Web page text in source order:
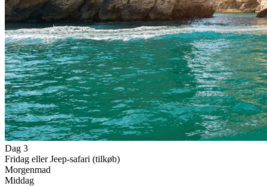
Dag 3
Fridag eller Jeep-safari (tilkøb)
Morgenmad
Middag